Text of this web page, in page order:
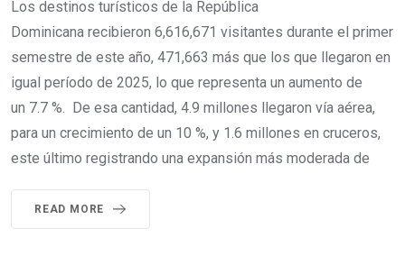
Los destinos turísticos de la República
Dominicana recibieron 6,616,671 visitantes durante el primer
semestre de este año, 471,663 más que los que llegaron en
igual período de 2025, lo que representa un aumento de
un 7.7 %. De esa cantidad, 4.9 millones llegaron vía aérea,
para un crecimiento de un 10 %, y 1.6 millones en cruceros,
este último registrando una expansión más moderada de
READ MORE